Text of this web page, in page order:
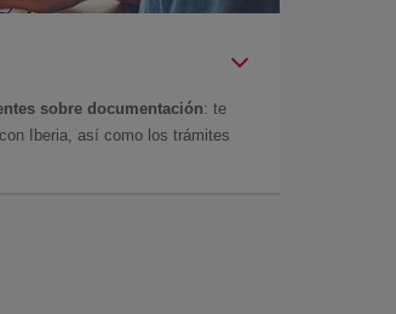
sobre documentación: te
Iberia, así como los trámites